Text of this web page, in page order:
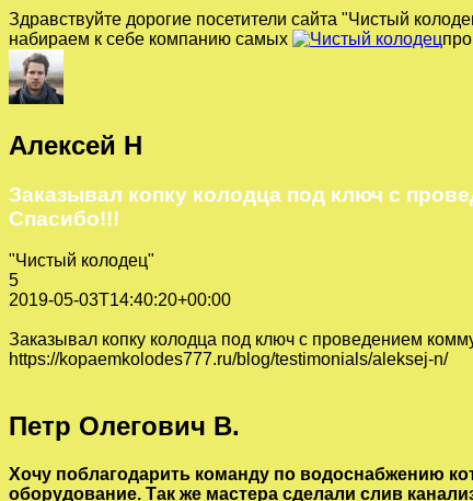
Здравствуйте дорогие посетители сайта "Чистый
набираем к себе компанию самых
Алексей Н
Заказывал копку колодца под ключ с
Спасибо!!!
"Чистый колодец"
5
2019-05-03T14:40:20+00:00
Заказывал копку колодца под ключ с проведением
https://kopaemkolodes777.ru/blog/testimonials/aleksej-n/
Петр Олегович В.
Хочу поблагодарить команду по водоснабжению
оборудование. Так же мастера сделали слив